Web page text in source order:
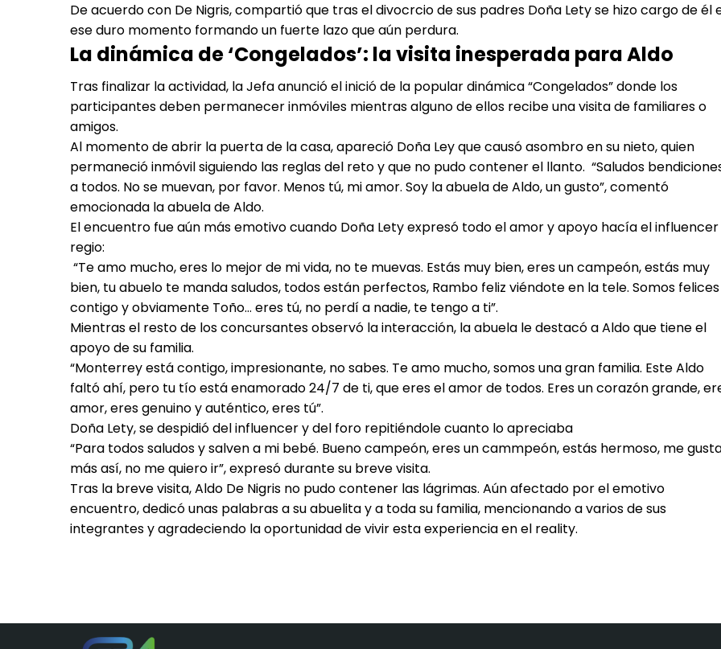
De acuerdo con De Nigris, compartió que tras el divocrcio de sus padres Doña Lety se hizo cargo de él
ese duro momento formando un fuerte lazo que aún perdura.
La dinámica de ‘Congelados’: la visita inesperada para Aldo
Tras finalizar la actividad, la Jefa anunció el inició de la popular dinámica “Congelados” donde los
participantes deben permanecer inmóviles mientras alguno de ellos recibe una visita de familiares o
amigos.
Al momento de abrir la puerta de la casa, apareció Doña Ley que causó asombro en su nieto, quien
permaneció inmóvil siguiendo las reglas del reto y que no pudo contener el llanto. “Saludos
a todos. No se muevan, por favor. Menos tú, mi amor. Soy la abuela de Aldo, un gusto”, comentó
emocionada la abuela de Aldo.
El encuentro fue aún más emotivo cuando Doña Lety expresó todo el amor y apoyo hacía el influencer
regio:
“Te amo mucho, eres lo mejor de mi vida, no te muevas. Estás muy bien, eres un campeón, estás muy
bien, tu abuelo te manda saludos, todos están perfectos, Rambo feliz viéndote en la tele. Somos felices
contigo y obviamente Toño… eres tú, no perdí a nadie, te tengo a ti”.
Mientras el resto de los concursantes observó la interacción, la abuela le destacó a Aldo que tiene el
apoyo de su familia.
“Monterrey está contigo, impresionante, no sabes. Te amo mucho, somos una gran familia. Este Aldo
faltó ahí, pero tu tío está enamorado 24/7 de ti, que eres el amor de todos. Eres un corazón grande,
amor, eres genuino y auténtico, eres tú”.
Doña Lety, se despidió del influencer y del foro repitiéndole cuanto lo apreciaba
“Para todos saludos y salven a mi bebé. Bueno campeón, eres un cammpeón, estás hermoso, me
más así, no me quiero ir”, expresó durante su breve visita.
Tras la breve visita, Aldo De Nigris no pudo contener las lágrimas. Aún afectado por el emotivo
encuentro, dedicó unas palabras a su abuelita y a toda su familia, mencionando a varios de sus
integrantes y agradeciendo la oportunidad de vivir esta experiencia en el reality.